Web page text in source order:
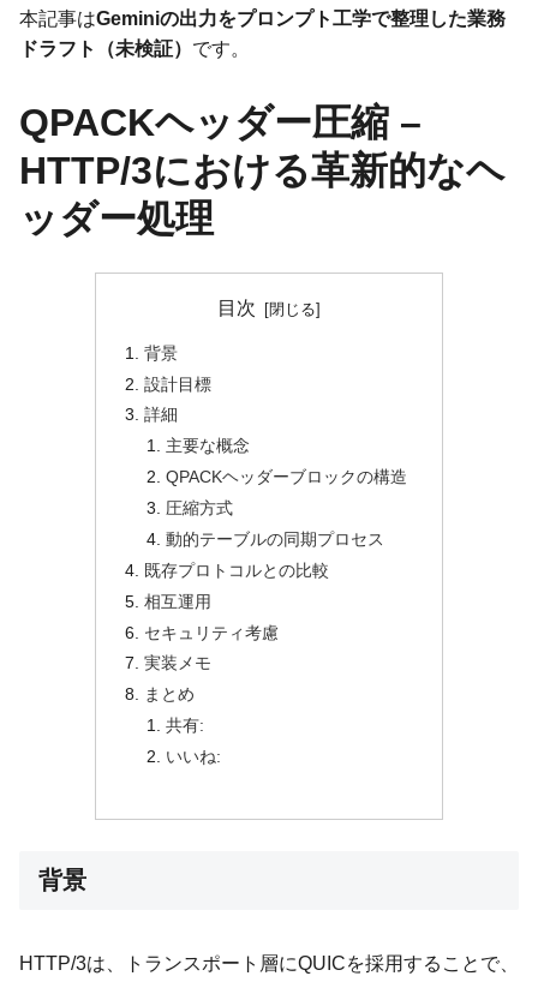
本記事はGeminiの出力をプロンプト工学で整理した業務
ドラフト（未検証） です。
QPACKヘッダー圧縮 –
HTTP/3における革新的なヘ
ッダー処理
目次
背景
設計目標
詳細
主要な概念
QPACKヘッダーブロックの構造
圧縮方式
動的テーブルの同期プロセス
既存プロトコルとの比較
相互運用
セキュリティ考慮
実装メモ
まとめ
共有:
いいね:
背景
HTTP/3は、トランスポート層にQUICを採用することで、